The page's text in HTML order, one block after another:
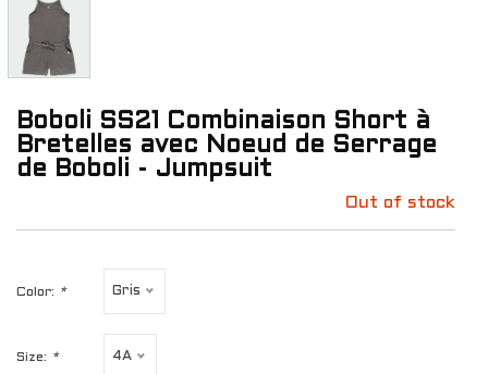
Boboli SS21 Combinaison Short à
Bretelles avec Noeud de Serrage
de Boboli - Jumpsuit
Out of stock
Color: * Gris
Size: * 4A